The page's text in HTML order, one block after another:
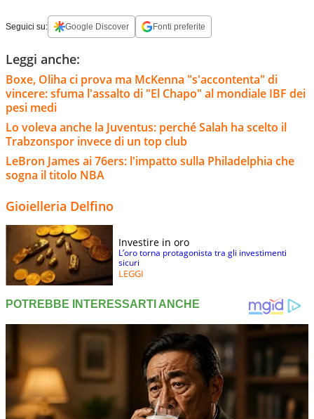
Seguici su: Google Discover Fonti preferite
Leggi anche:
Boxe, Oliha ci prova ma McKenna "s'accontenta" di
vincere: sfuma l'assalto di "El Chapo" al mondiale IBF dei
pesi medi
Lo voleva anche la Juventus: perché Salah ha scelto il
Trabzonspor invece di un top club
LeBron James ai 76ers: l'impatto sulla Philadelphia che
sogna il titolo NBA
Gioielleria Delfino
Investire in oro
L’oro torna protagonista tra gli investimenti
sicuri
LEGGI